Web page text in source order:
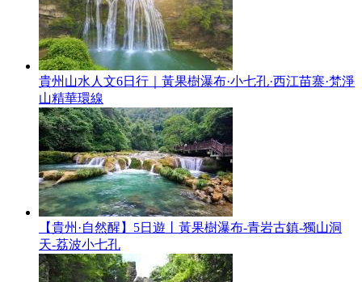
貴州山水人文6日行｜黃果樹瀑布·小七孔·西江苗寨·梵淨
山精華環線
【貴州·自然醒】5日遊丨黃果樹瀑布-青岩古鎮-獨山洞
天-荔波小七孔